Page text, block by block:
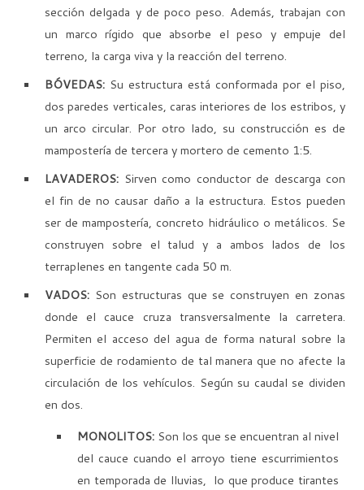
sección delgada y de poco peso. Además, trabajan con
un marco rígido que absorbe el peso y empuje del
terreno, la carga viva y la reacción del terreno.
BÓVEDAS: Su estructura está conformada por el piso,
dos paredes verticales, caras interiores de los estribos, y
un arco circular. Por otro lado, su construcción es de
mampostería de tercera y mortero de cemento 1:5.
LAVADEROS: Sirven como conductor de descarga con
el fin de no causar daño a la estructura. Estos pueden
ser de mampostería, concreto hidráulico o metálicos. Se
construyen sobre el talud y a ambos lados de los
terraplenes en tangente cada 50 m.
VADOS: Son estructuras que se construyen en zonas
donde el cauce cruza transversalmente la carretera.
Permiten el acceso del agua de forma natural sobre la
superficie de rodamiento de tal manera que no afecte la
circulación de los vehículos. Según su caudal se dividen
en dos.
MONOLITOS: Son los que se encuentran al nivel
del cauce cuando el arroyo tiene escurrimientos
en temporada de lluvias, lo que produce tirantes